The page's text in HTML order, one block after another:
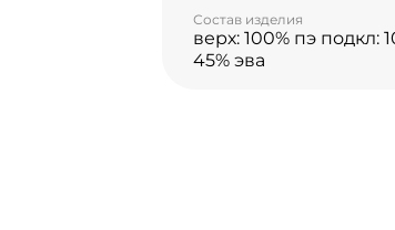
Состав изделия
верх: 100% пэ подкл:
45% эва